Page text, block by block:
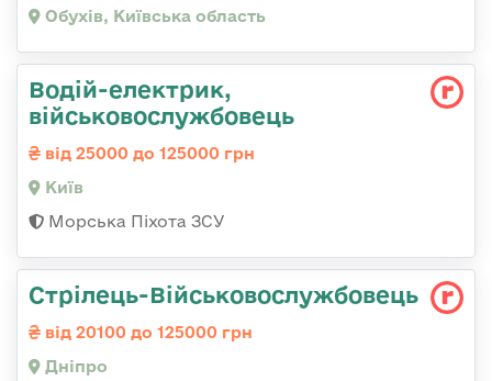
Обухів, Київська область
Водій-електрик,
військовослужбовець
від 25000 до 125000 грн
Київ
Морська Піхота ЗСУ
Стрілець-Військовослужбовець
від 20100 до 125000 грн
Дніпро